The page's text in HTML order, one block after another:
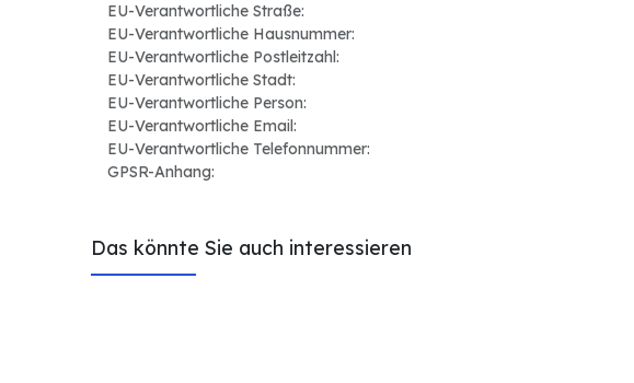
EU-Verantwortliche Straße:
EU-Verantwortliche Hausnummer:
EU-Verantwortliche Postleitzahl:
EU-Verantwortliche Stadt:
EU-Verantwortliche Person:
EU-Verantwortliche Email:
EU-Verantwortliche Telefonnummer:
GPSR-Anhang:
Das könnte Sie auch interessieren